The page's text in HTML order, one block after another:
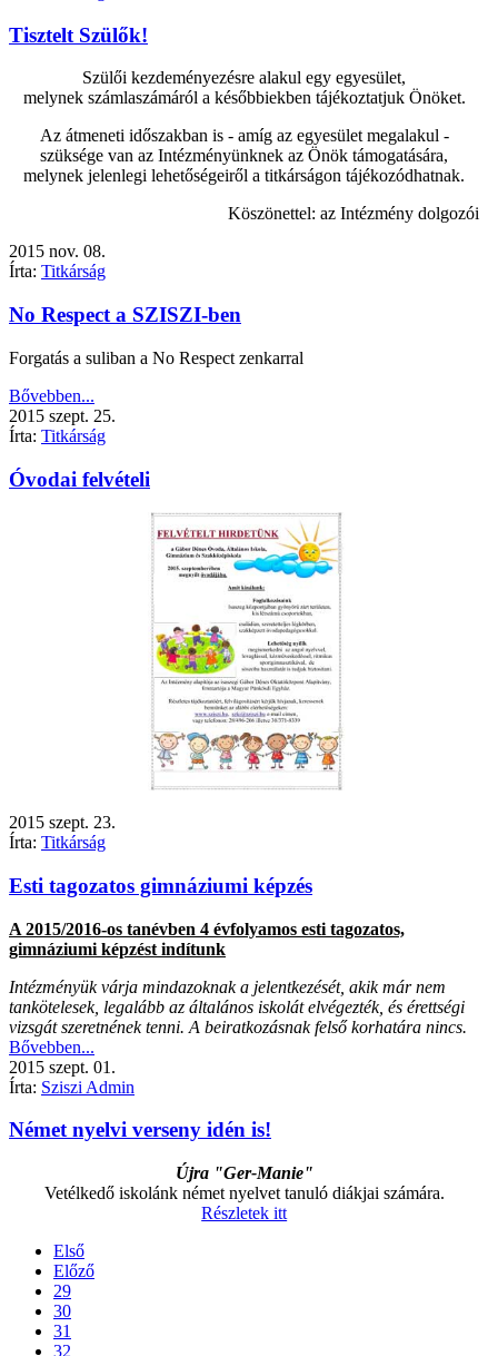
Tisztelt Szülők!
Szülői kezdeményezésre alakul egy egyesület,
melynek számlaszámáról a későbbiekben tájékoztatjuk Önöket.
Az átmeneti időszakban is - amíg az egyesület megalakul -
szüksége van az Intézményünknek az Önök támogatására,
melynek jelenlegi lehetőségeiről a titkárságon tájékozódhatnak.
Köszönettel: az Intézmény dolgozói
2015 nov. 08.
Írta: Titkárság
No Respect a SZISZI-ben
Forgatás a suliban a No Respect zenkarral
Bővebben...
2015 szept. 25.
Írta: Titkárság
Óvodai felvételi
2015 szept. 23.
Írta: Titkárság
Esti tagozatos gimnáziumi képzés
A 2015/2016-os tanévben 4 évfolyamos esti tagozatos,
gimnáziumi képzést indítunk
Intézményük várja mindazoknak a jelentkezését, akik már nem
tankötelesek, legalább az általános iskolát elvégezték, és érettségi
vizsgát szeretnének tenni. A beiratkozásnak felső korhatára nincs.
Bővebben...
2015 szept. 01.
Írta: Sziszi Admin
Német nyelvi verseny idén is!
Újra "Ger-Manie"
Vetélkedő iskolánk német nyelvet tanuló diákjai számára.
Részletek itt
Első
Előző
29
30
31
32